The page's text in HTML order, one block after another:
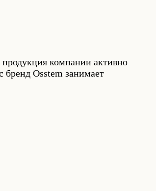
продукция компании активно
бренд Osstem занимает